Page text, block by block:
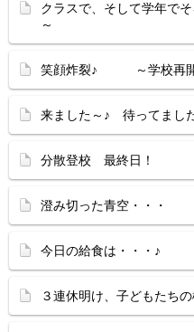
クラスで、そして学年
～
笑顔炸裂♪ ～学校再開
来ました～♪ 待ってま
分散登校 最終日！
澄み切った青空・・・
今日の給食は・・・♪
３連休明け、子どもたち